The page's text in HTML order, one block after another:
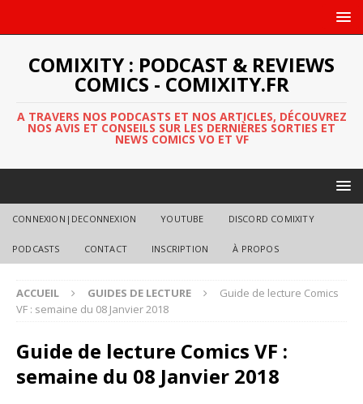
COMIXITY : PODCAST & REVIEWS
COMICS - COMIXITY.FR
A TRAVERS NOS PODCASTS ET NOS ARTICLES, DÉCOUVREZ
NOS AVIS ET CONSEILS SUR LES DERNIÈRES SORTIES ET
NEWS COMICS VO ET VF
CONNEXION|DECONNEXION YOUTUBE DISCORD COMIXITY
PODCASTS CONTACT INSCRIPTION À PROPOS
ACCUEIL GUIDES DE LECTURE
Guide de lecture Comics
VF : semaine du 08 Janvier 2018
Guide de lecture Comics VF :
semaine du 08 Janvier 2018